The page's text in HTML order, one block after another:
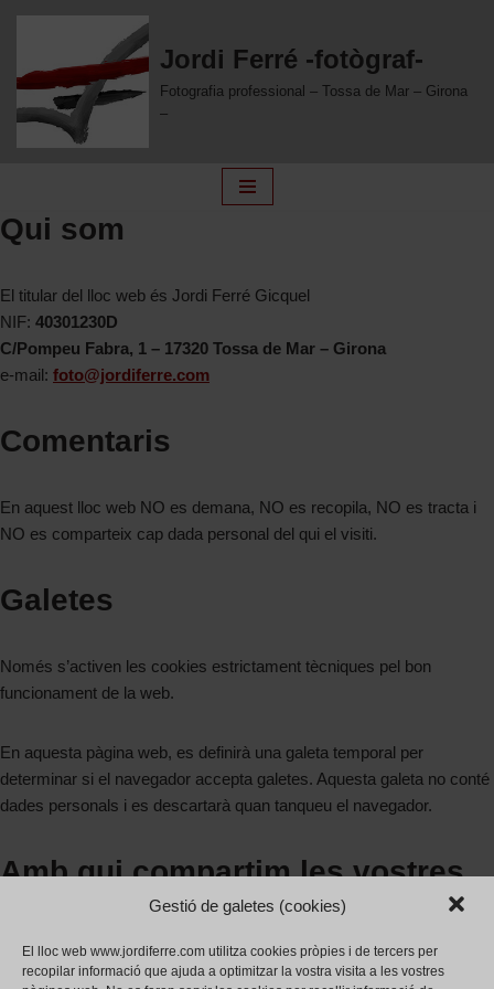
Gestió de galetes (cookies)
El lloc web www.jordiferre.com utilitza cookies pròpies i de tercers per
recopilar informació que ajuda a optimitzar la vostra visita a les vostres
to
content
Jordi Ferré -fotògraf-
Fotografia professional – Tossa de Mar – Girona
–
Qui som
El titular del lloc web és Jordi Ferré Gicquel
NIF: 40301230D
C/Pompeu Fabra, 1 – 17320 Tossa de Mar – Girona
e-mail: foto@jordiferre.com
Comentaris
En aquest lloc web NO es demana, NO es recopila, NO es tracta i
NO es comparteix cap dada personal del qui el visiti.
Galetes
Només s’activen les cookies estrictament tècniques pel bon
funcionament de la web.
En aquesta pàgina web, es definirà una galeta temporal per
determinar si el navegador accepta galetes. Aquesta galeta no conté
dades personals i es descartarà quan tanqueu el navegador.
Amb qui compartim les vostres
No recopilem dades, per tant no les compartim